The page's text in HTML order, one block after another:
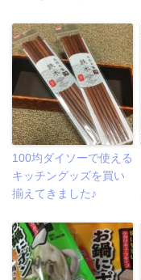
100均ダイソーで使える
キッチングッズを買い
揃えてきました♪